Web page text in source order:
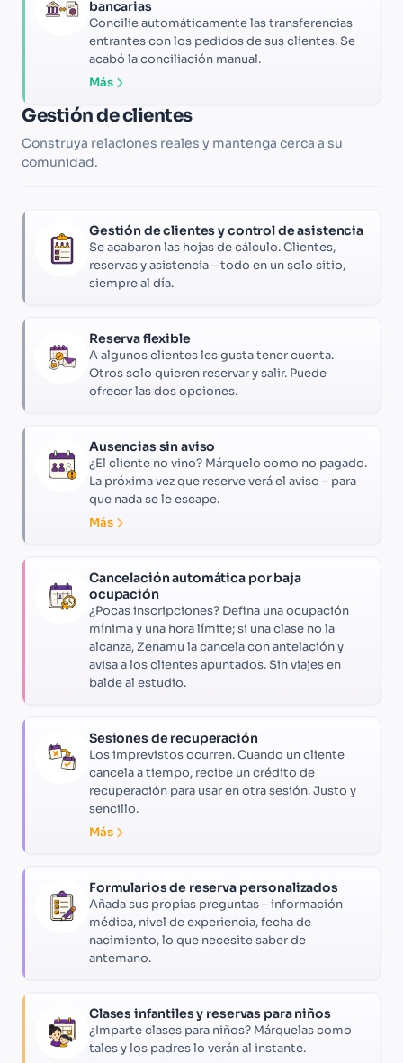
bancarias
Concilie automáticamente las transferencias
entrantes con los pedidos de sus clientes. Se
acabó la conciliación manual.
Más
Gestión de clientes
Construya relaciones reales y mantenga cerca a su
comunidad.
Gestión de clientes y control de asistencia
Se acabaron las hojas de cálculo. Clientes,
reservas y asistencia – todo en un solo sitio,
siempre al día.
Reserva flexible
A algunos clientes les gusta tener cuenta.
Otros solo quieren reservar y salir. Puede
ofrecer las dos opciones.
Ausencias sin aviso
¿El cliente no vino? Márquelo como no pagado.
La próxima vez que reserve verá el aviso – para
que nada se le escape.
Más
Cancelación automática por baja
ocupación
¿Pocas inscripciones? Defina una ocupación
mínima y una hora límite; si una clase no la
alcanza, Zenamu la cancela con antelación y
avisa a los clientes apuntados. Sin viajes en
balde al estudio.
Sesiones de recuperación
Los imprevistos ocurren. Cuando un cliente
cancela a tiempo, recibe un crédito de
recuperación para usar en otra sesión. Justo y
sencillo.
Más
Formularios de reserva personalizados
Añada sus propias preguntas – información
médica, nivel de experiencia, fecha de
nacimiento, lo que necesite saber de
antemano.
Clases infantiles y reservas para niños
¿Imparte clases para niños? Márquelas como
tales y los padres lo verán al instante.